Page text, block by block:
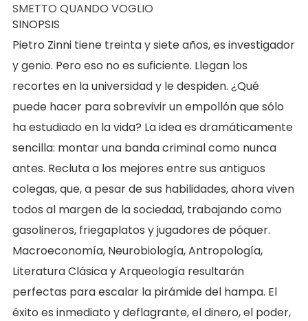
SMETTO QUANDO VOGLIO
SINOPSIS
Pietro Zinni tiene treinta y siete años, es investigador
y genio. Pero eso no es suficiente. Llegan los
recortes en la universidad y le despiden. ¿Qué
puede hacer para sobrevivir un empollón que sólo
ha estudiado en lavida? La idea es dramáticamente
sencilla: montar una banda criminal como nunca
antes. Recluta a los mejores entre sus antiguos
colegas, que, a pesar de sus habilidades, ahora viven
todos al margen de la sociedad, trabajando como
gasolineros, friegaplatos y jugadores de póquer.
Macroeconomía, Neurobiología, Antropología,
Literatura Clásica y Arqueología resultarán
perfectas para escalar la pirámide del hampa. El
éxito es inmediato y deflagrante, el dinero, el poder,